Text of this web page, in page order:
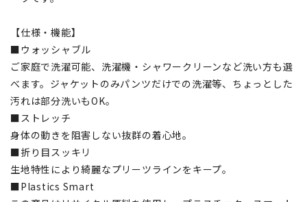
【仕様・機能】
■ウォッシャブル
ご家庭で洗濯可能、洗濯機・シャワークリーンなど洗い方も選
べます。ジャケットのみパンツだけでの洗濯等、ちょっとした
汚れは部分洗いもOK。
■ストレッチ
身体の動きを阻害しない抜群の着心地。
■折り目スッキリ
生地特性により綺麗なプリーツラインをキープ。
■Plastics Smart